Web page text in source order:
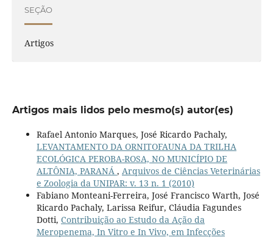
SEÇÃO
Artigos
Artigos mais lidos pelo mesmo(s) autor(es)
Rafael Antonio Marques, José Ricardo Pachaly,
LEVANTAMENTO DA ORNITOFAUNA DA TRILHA
ECOLÓGICA PEROBA-ROSA, NO MUNICÍPIO DE
ALTÔNIA, PARANÁ , Arquivos de Ciências Veterinárias
e Zoologia da UNIPAR: v. 13 n. 1 (2010)
Fabiano Monteani-Ferreira, José Francisco Warth, José
Ricardo Pachaly, Larissa Reifur, Cláudia Fagundes
Dotti, Contribuição ao Estudo da Ação da
Meropenema, In Vitro e In Vivo, em Infecções